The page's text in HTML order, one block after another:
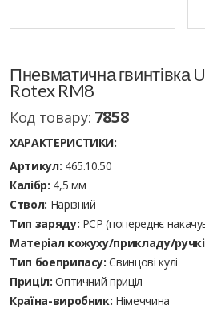
Пневматична гвинтівка
Rotex RM8
Код товару: 7858
ХАРАКТЕРИСТИКИ:
Артикул: 465.10.50
Калібр: 4,5 мм
Ствол: Нарізний
Тип заряду: PCP (попереднє
Матеріал кожуху/прикладу/
Тип боеприпасу: Cвинцові кулі
Приціл: Оптичний приціл
Країна-виробник: Німеччина